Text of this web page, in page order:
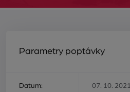
Parametry poptávky
Datum: 07. 10. 2021